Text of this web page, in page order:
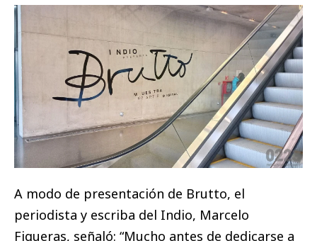
A modo de presentación de Brutto, el
periodista y escriba del Indio, Marcelo
Figueras, señaló: “Mucho antes de dedicarse a